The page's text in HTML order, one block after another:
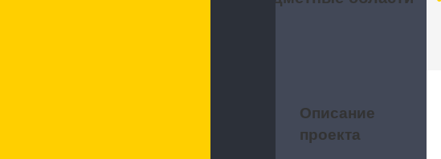
Описание
проекта